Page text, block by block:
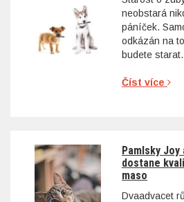
neobstará
páníček.
odkázán na
budete starat.
Číst více
Pamlsky
dostane
maso
Dvaadvacet